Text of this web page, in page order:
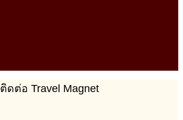
ติดต่อ Travel Magnet